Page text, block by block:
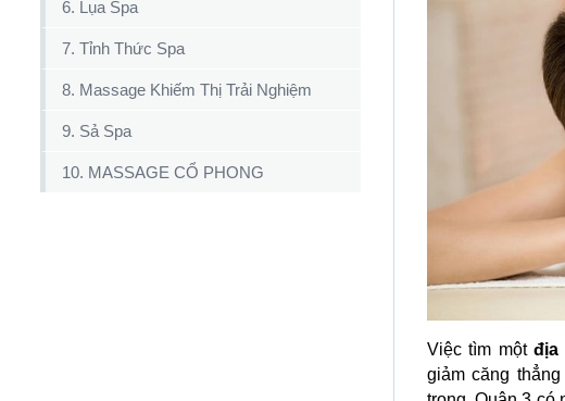
6. Lụa Spa
7. Tỉnh Thức Spa
8. Massage Khiếm Thị Trải Nghiệm
9. Sả Spa
10. MASSAGE CỔ PHONG
Việc tìm một địa
giảm căng